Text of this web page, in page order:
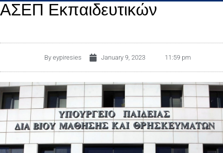
ΑΣΕΠ Εκπαιδευτικών
Byeypiresies January 9, 2023 11:59 pm